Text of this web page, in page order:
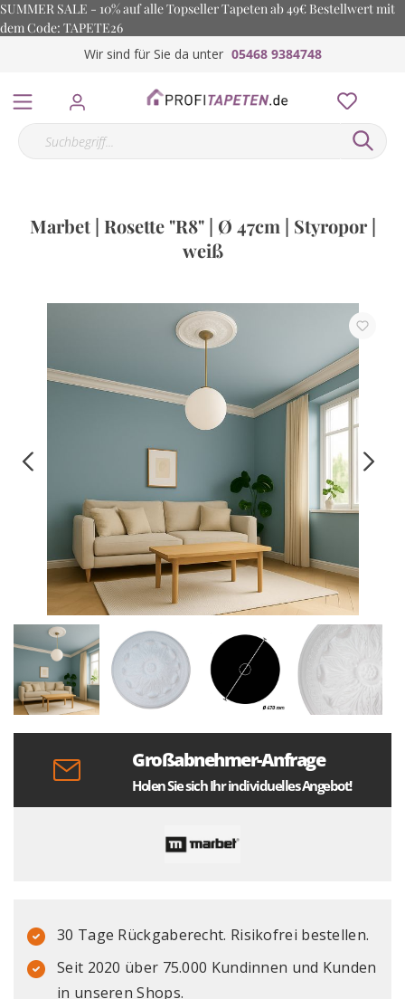
SUMMER SALE - 10% auf alle Topseller Tapeten ab 49€ Bestellwert mit
dem Code: TAPETE26
Wir sind für Sie da unter 05468 9384748
Marbet | Rosette "R8" | Ø 47cm | Styropor |
weiß
Großabnehmer-Anfrage
Holen Sie sich Ihr individuelles Angebot!
30 Tage Rückgaberecht. Risikofrei bestellen.
Seit 2020 über 75.000 Kundinnen und Kunden
in unseren Shops.